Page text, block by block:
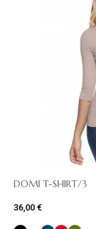
DOMI T-SHIRT/3
36,00 €